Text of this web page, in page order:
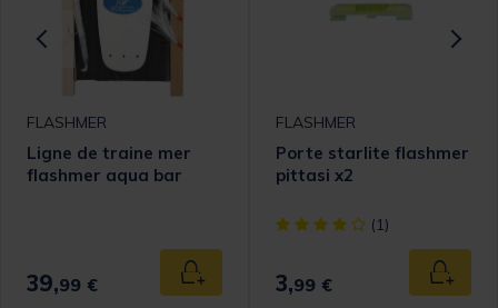
panier
FLASHMER
Ligne de traine mer
flashmer aqua bar
39,99 € Ajouter au panier
FLASHMER
Porte starlite flashmer
pittasi x2
[object Object] out of 5
(1)
3,99 €